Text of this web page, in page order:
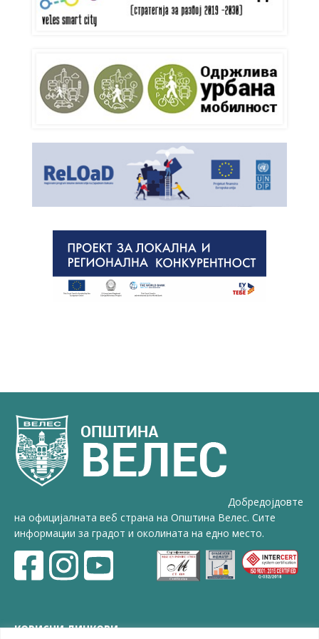
Добредојдовте
на официјалната веб страна на Општина Велес. Сите
информации за градот и околината на едно место.
КОРИСНИ ЛИНКОВИ